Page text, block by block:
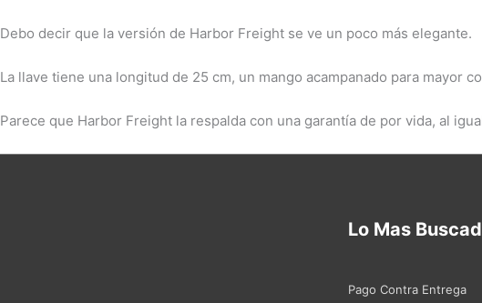
Debo decir que la versión de Harbor Freight se ve un poco más elegante.
La llave tiene una longitud de 25 cm, un mango acampanado para
Parece que Harbor Freight la respalda con una garantía de por vida, al
Lo Mas
Pago Contra Entrega